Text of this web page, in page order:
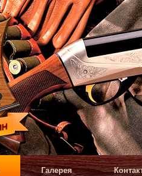
Галерея